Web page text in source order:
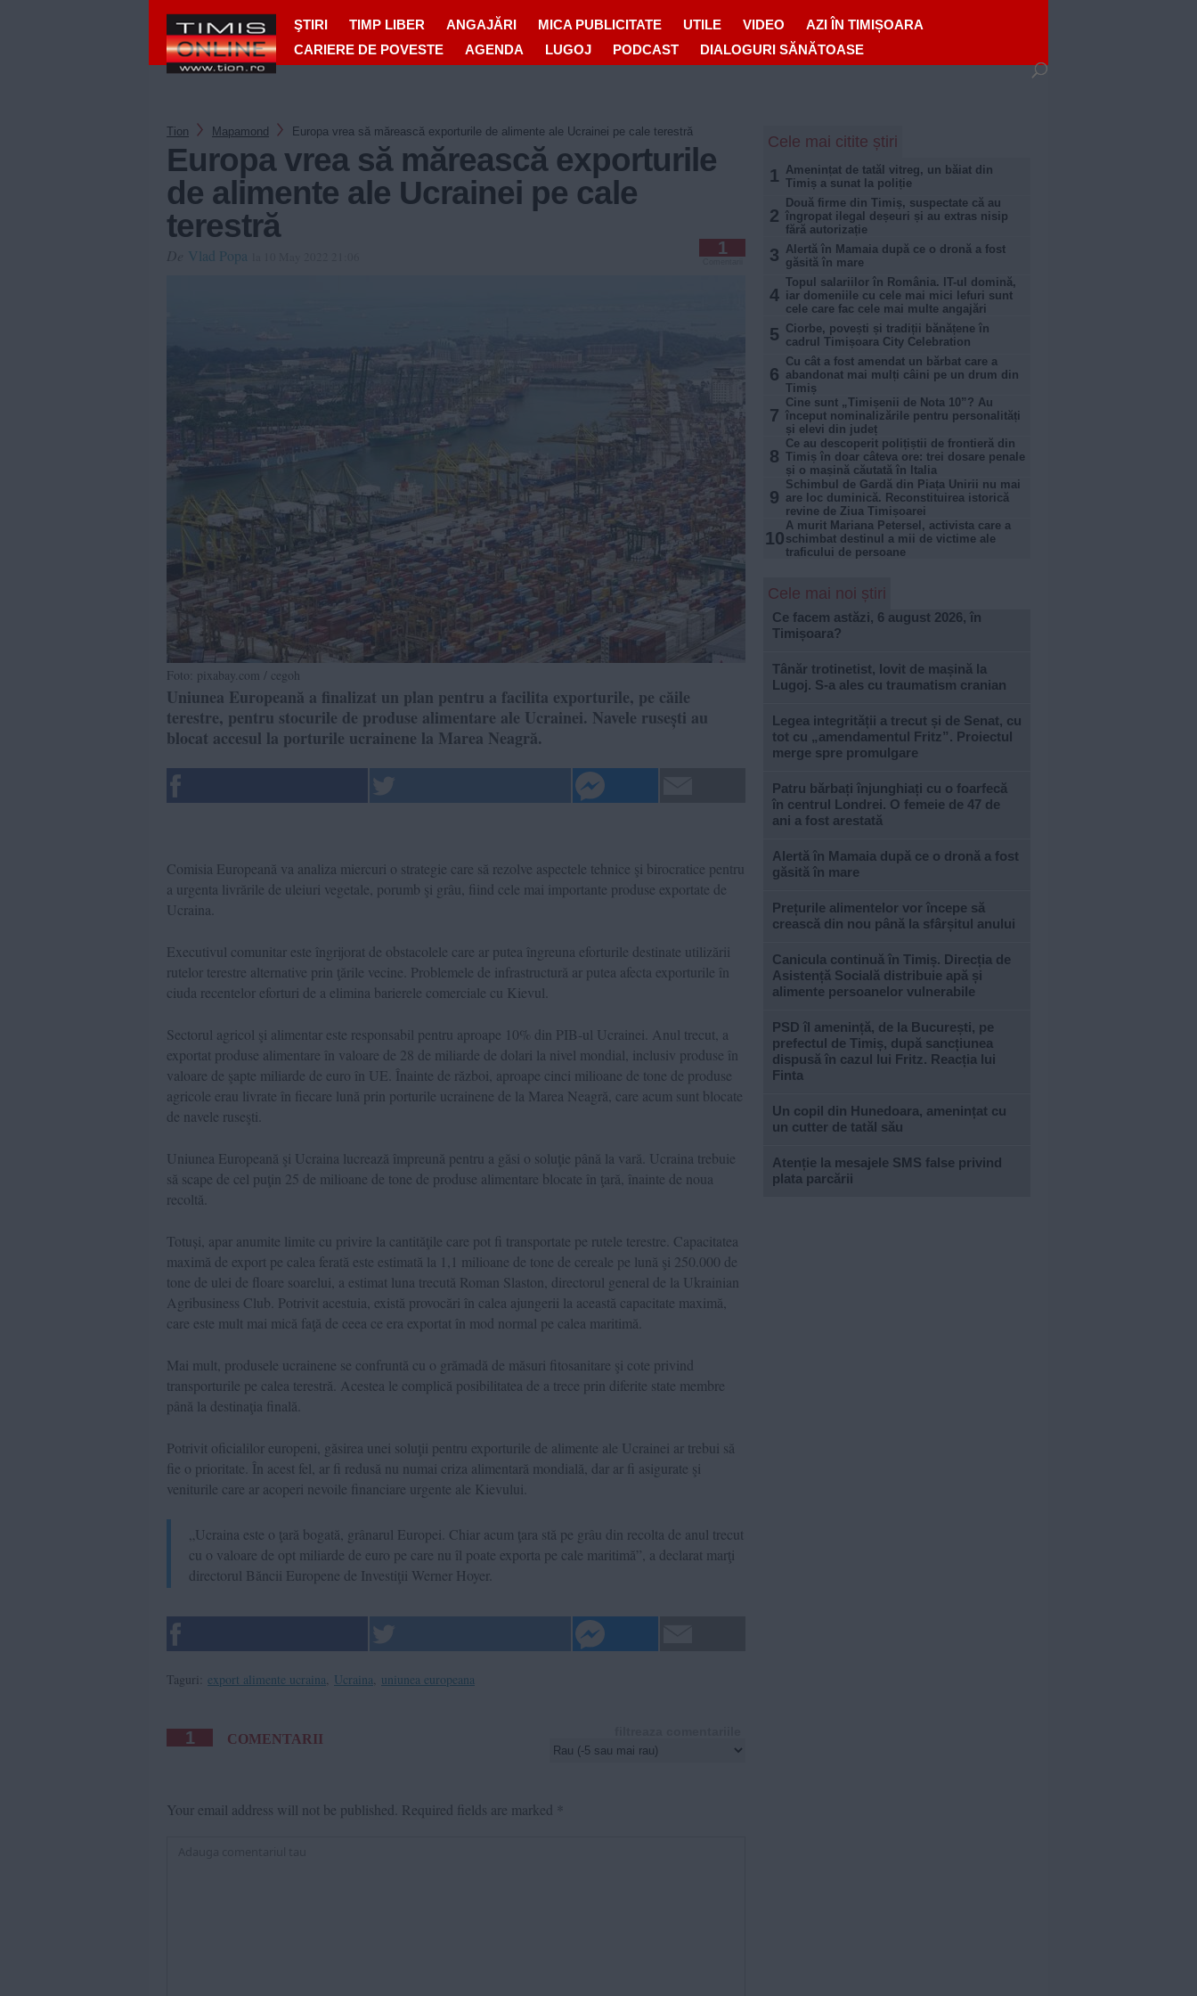
ŞTIRI TIMP LIBER ANGAJĂRI MICA PUBLICITATE UTILE VIDEO
AZI ÎN TIMIȘOARA
CARIERE DE POVESTE
AGENDA LUGOJ PODCAST DIALOGURI SĂNĂTOASE
Tion Mapamond Europa vrea să mărească exporturile de alimente ale Ucrainei pe cale terestră
Europa vrea să mărească exporturile
de alimente ale Ucrainei pe cale
terestră
Vlad Popa 1
Foto: pixabay.com / cegoh
Uniunea Europeană a finalizat un plan pentru a facilita exporturile, pe căile
terestre, pentru stocurile de produse alimentare ale Ucrainei. Navele rusești au
blocat accesul la porturile ucrainene la Marea Neagră.
Comisia Europeană va analiza miercuri o strategie care să rezolve aspectele tehnice şi birocratice pentru
a urgenta livrările de uleiuri vegetale, porumb şi grâu, fiind cele mai importante produse exportate de
Ucraina.
Executivul comunitar este îngrijorat de obstacolele care ar putea îngreuna eforturile destinate utilizării
rutelor terestre alternative prin ţările vecine. Problemele de infrastructură ar putea afecta exporturile în
ciuda recentelor eforturi de a elimina barierele comerciale cu Kievul.
Sectorul agricol şi alimentar este responsabil pentru aproape 10% din PIB-ul Ucrainei. Anul trecut, a
exportat produse alimentare în valoare de 28 de miliarde de dolari la nivel mondial, inclusiv produse în
valoare de şapte miliarde de euro în UE. Înainte de război, aproape cinci milioane de tone de produse
agricole erau livrate în fiecare lună prin porturile ucrainene de la Marea Neagră, care acum sunt blocate
de navele ruseşti.
Uniunea Europeană şi Ucraina lucrează împreună pentru a găsi o soluţie până la vară. Ucraina trebuie
să scape de cel puţin 25 de milioane de tone de produse alimentare blocate în ţară, înainte de noua
recoltă.
Totuși, apar anumite limite cu privire la cantităţile care pot fi transportate pe rutele terestre. Capacitatea
maximă de export pe calea ferată este estimată la 1,1 milioane de tone de cereale pe lună şi 250.000 de
tone de ulei de floare soarelui, a estimat luna trecută Roman Slaston, directorul general de la Ukrainian
Agribusiness Club. Potrivit acestuia, există provocări în calea ajungerii la această capacitate maximă,
care este mult mai mică faţă de ceea ce era exportat în mod normal pe calea maritimă.
Mai mult, produsele ucrainene se confruntă cu o grămadă de măsuri fitosanitare şi cote privind
transporturile pe calea terestră. Acestea le complică posibilitatea de a trece prin diferite state membre
până la destinaţia finală.
Potrivit oficialilor europeni, găsirea unei soluţii pentru exporturile de alimente ale Ucrainei ar trebui să
fie o prioritate. În acest fel, ar fi redusă nu numai criza alimentară mondială, dar ar fi asigurate şi
veniturile care ar acoperi nevoile financiare urgente ale Kievului.
„Ucraina este o ţară bogată, grânarul Europei. Chiar acum ţara stă pe grâu din recolta de anul trecut
cu o valoare de opt miliarde de euro pe care nu îl poate exporta pe cale maritimă”, a declarat marţi
directorul Băncii Europene de Investiţii Werner Hoyer.
Taguri: export alimente ucraina Ucraina uniunea europeana
1 COMENTARII
Your email address will not be published. Required fields are marked *
Cele mai citite știri
1 Amenințat de tatăl vitreg, un băiat din
Timiș a sunat la poliție
2
Două firme din Timiș, suspectate că au
îngropat ilegal deșeuri și au extras nisip
fără autorizație
3 Alertă în Mamaia după ce o dronă a fost
găsită în mare
4
Topul salariilor în România. IT-ul domină,
iar domeniile cu cele mai mici lefuri sunt
cele care fac cele mai multe angajări
5 Ciorbe, povești și tradiții bănățene în
cadrul Timișoara City Celebration
6
Cu cât a fost amendat un bărbat care a
abandonat mai mulți câini pe un drum din
Timiș
7
Cine sunt „Timișenii de Nota 10”? Au
început nominalizările pentru personalități
și elevi din județ
8
Ce au descoperit polițiștii de frontieră din
Timiș în doar câteva ore: trei dosare penale
și o mașină căutată în Italia
9
Schimbul de Gardă din Piața Unirii nu mai
are loc duminică. Reconstituirea istorică
revine de Ziua Timișoarei
10
A murit Mariana Petersel, activista care a
schimbat destinul a mii de victime ale
traficului de persoane
Cele mai noi știri
Ce facem astăzi, 6 august 2026, în
Timișoara?
Tânăr trotinetist, lovit de mașină la
Lugoj. S-a ales cu traumatism cranian
Legea integrității a trecut și de Senat, cu
tot cu „amendamentul Fritz”. Proiectul
merge spre promulgare
Patru bărbați înjunghiați cu o foarfecă
în centrul Londrei. O femeie de 47 de
ani a fost arestată
Alertă în Mamaia după ce o dronă a fost
găsită în mare
Prețurile alimentelor vor începe să
crească din nou până la sfârșitul anului
Canicula continuă în Timiș. Direcția de
Asistență Socială distribuie apă și
alimente persoanelor vulnerabile
PSD îl amenință, de la București, pe
prefectul de Timiș, după sancțiunea
dispusă în cazul lui Fritz. Reacția lui
Finta
Un copil din Hunedoara, amenințat cu
un cutter de tatăl său
Atenție la mesajele SMS false privind
plata parcării